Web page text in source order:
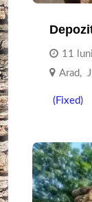
11
Arad,
(Fixed)